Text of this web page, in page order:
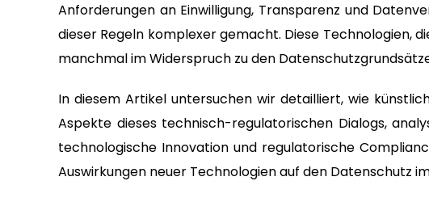
Anforderungen an Einwilligung, Transparenz und
dieser Regeln komplexer gemacht. Diese Technologien,
manchmal im Widerspruch zu den
In diesem Artikel untersuchen wir detailliert, wie
Aspekte dieses technisch-regulatorischen Dialogs,
technologische Innovation und regulatorische
Auswirkungen neuer Technologien auf den Datenschutz